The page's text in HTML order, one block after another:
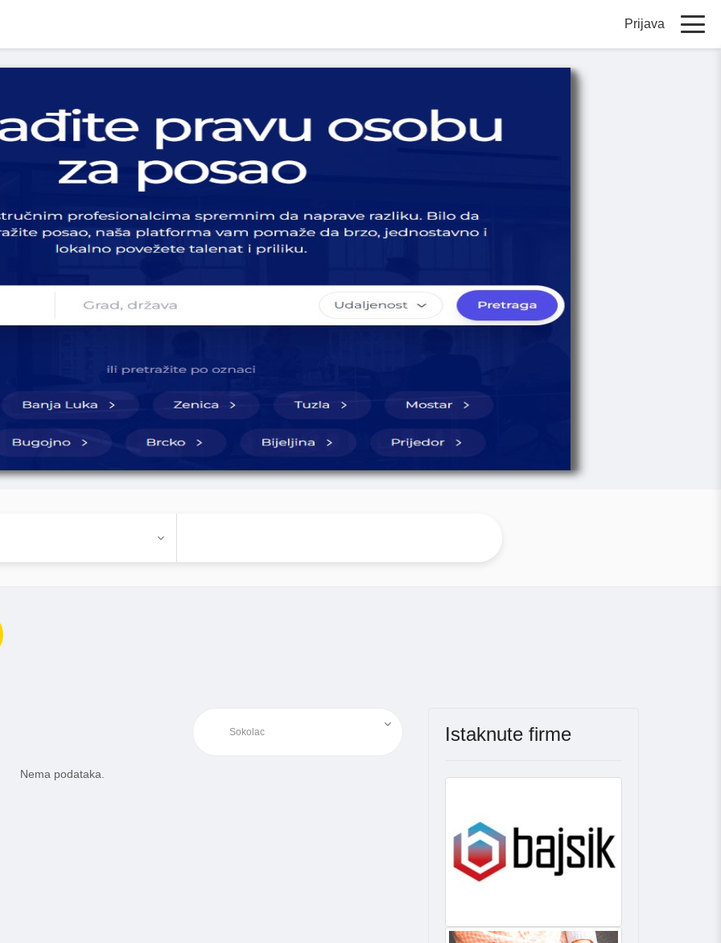
Prijava
Nema podataka.
Istaknute firme